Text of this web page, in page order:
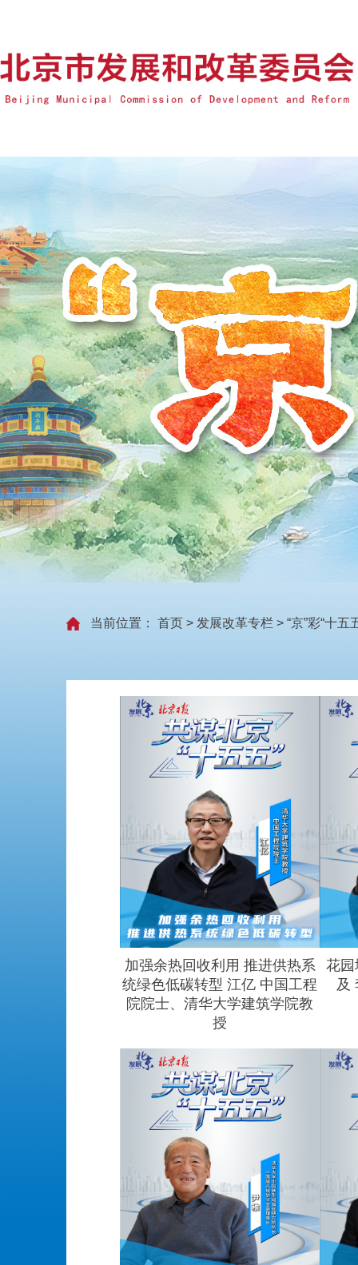
当前位置： 首页 > 发展改革专栏 > “京”彩“十五
加强余热回收利用 推进供热系
统绿色低碳转型 江亿 中国工程
院院士、清华大学建筑学院教
授
花园
及